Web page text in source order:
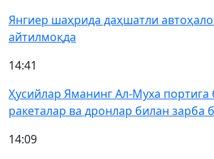
Янгиер шаҳрида даҳшатли
айтилмоқда
14:41
Ҳусийлар Яманинг Ал-Муха портига
ракеталар ва дронлар билан зарба
14:09